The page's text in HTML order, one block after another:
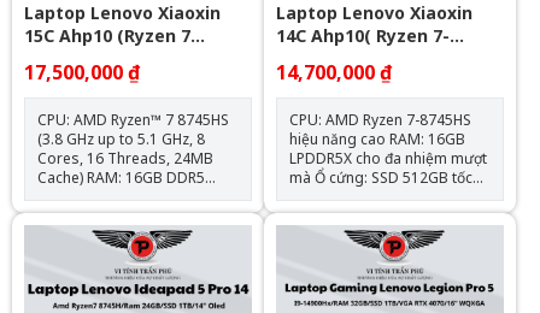
Laptop Lenovo Xiaoxin
15C Ahp10 (Ryzen 7
8745Hs\Ram 16Gb\Ssd
512Gb\15.1"2.5K Oled
165Hz)
17,500,000 ₫
CPU: AMD Ryzen™ 7 8745HS
(3.8 GHz up to 5.1 GHz, 8
Cores, 16 Threads, 24MB
Cache) RAM: 16GB DDR5
6400MHz (8GB onboard +
8GB) Ổ cứng: 512GB M.2
NVMe PCIe SSD Card
VGA: AMD Radeon Graphic
2.5K(2560x1600) OLED, tần
Laptop Lenovo Xiaoxin
14C Ahp10( Ryzen 7-
8745Hs | Ram 16Gb | Ssd
512Gb | Vga 780M |
14Inch Fhd+_Luna Grey)
14,700,000 ₫
CPU: AMD Ryzen 7-8745HS
hiệu năng cao RAM: 16GB
LPDDR5X cho đa nhiệm mượt
mà Ổ cứng: SSD 512GB tốc
độ cao Màn hình: 14 inch
FHD+ sắc nét Card đồ
họa: AMD Radeon 780M tích
– dễ dàng di chuyển